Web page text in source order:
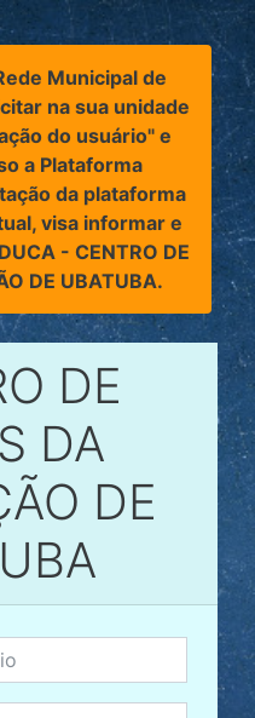
Municipal de
na sua unidade
do usuário" e
a Plataforma
da plataforma
visa informar e
- CENTRO DE
DE UBATUBA.
DE
DA
DE